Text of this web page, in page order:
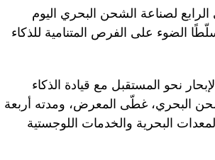
لصناعة الشحن البحري اليوم
الضوء على الفرص المتنامية للذكاء
نحو المستقبل مع قيادة الذكاء
البحري، غطّى المعرض، ومدته أربعة
البحرية والخدمات اللوجستية